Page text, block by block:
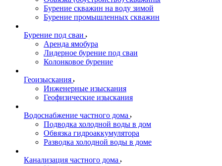
Бурение скважин на воду зимой
Бурение промышленных скважин
Бурение под сваи
Аренда ямобура
Лидерное бурение под сваи
Колонковое бурение
Геоизыскания
Инженерные изыскания
Геофизические изыскания
Водоснабжение частного дома
Подводка холодной воды в дом
Обвязка гидроаккумулятора
Разводка холодной воды в доме
Канализация частного дома